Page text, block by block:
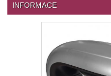
INFORMACE